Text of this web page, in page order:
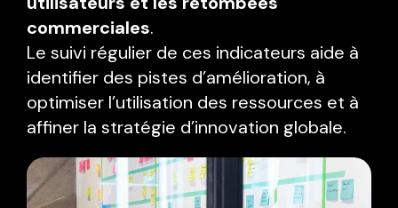
commerciales.
Le suivi régulier de ces indicateurs aide à
identifier des pistes d’amélioration, à
optimiser l’utilisation des ressources et à
affiner la stratégie d’innovation globale.